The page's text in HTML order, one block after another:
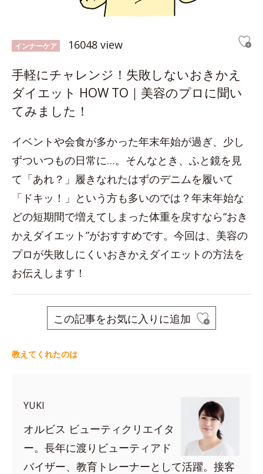
インナーケア 16048 view
手軽にチャレンジ！失敗しないおきかえ
ダイエット HOW TO｜美容のプロに聞い
てみました！
イベントや会食が多かった年末年始が過ぎ、少し
ずついつもの日常に…。そんなとき、ふと鏡を見
て「あれ？」履きなれたはずのデニムを履いて
「ドキッ！」という方も多いのでは？年末年始な
どの短期間で増えてしまった体重を戻すなら“おき
かえダイエット”がおすすめです。今回は、美容の
プロが失敗しにくいおきかえダイエットの方法を
お伝えします！
この記事をお気に入りに追加
教えてくれたのは
YUKI
オルビス ビューティクリエイタ
ー。長年に渡りビューティアド
バイザー、教育トレーナーとして活躍。接客